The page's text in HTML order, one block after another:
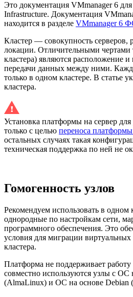
Это документация VMmanager 6
Infrastructure. Документация
находится в разделе VMmanager 6
Кластер — совокупность
локации. Отличительными чертами
кластера) являются расположение и
передачи данных между ними.
только в одном кластере. В статье
кластера.
Установка платформы на сервер для
только с целью переноса
остальных случаях такая
техническая поддержка по ней не
Гомогенность узлов
Рекомендуем использовать в одном
однородные по настройкам сети,
программного обеспечения. Это
условия для миграции
кластера.
Платформа не поддерживает работу
совместно используются узлы с ОС
(AlmaLinux) и ОС на основе Debian